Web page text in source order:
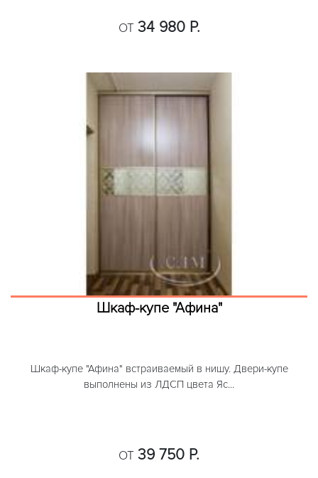
ОТ 34 980 Р.
Шкаф-купе "Афина"
Шкаф-купе "Афина" встраиваемый в нишу. Двери-купе
выполнены из ЛДСП цвета Яс...
ОТ 39 750 Р.